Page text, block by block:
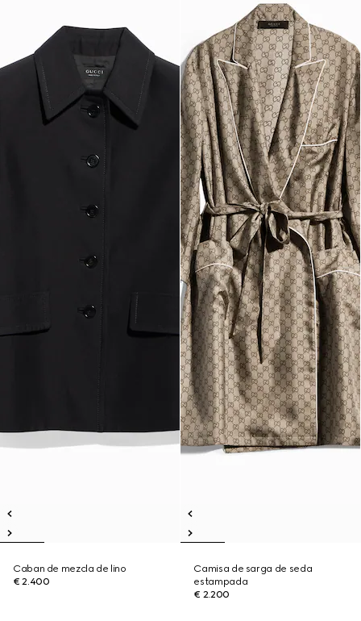
Caban de mezcla de lino
€ 2.400
Camisa de sarga de seda
estampada
€ 2.200